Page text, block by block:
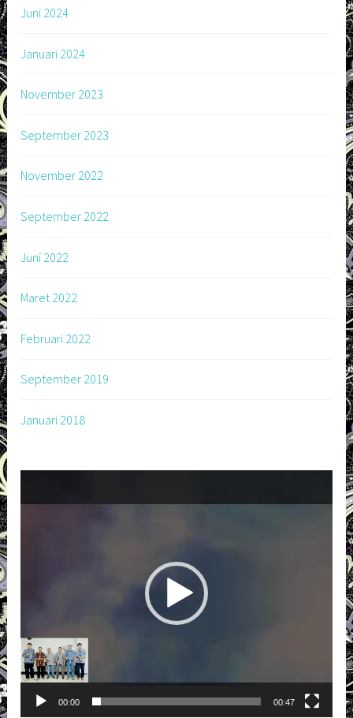
Juni 2024
Januari 2024
November 2023
September 2023
November 2022
September 2022
Juni 2022
Maret 2022
Februari 2022
September 2019
Januari 2018
00:00 00:47